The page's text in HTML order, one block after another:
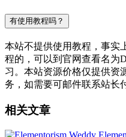
有使用教程吗？
本站不提供使用教程，事实
程的，可以到官网查看名为
习。本站资源价格仅提供资
务，如需要可邮件联系站长
相关文章